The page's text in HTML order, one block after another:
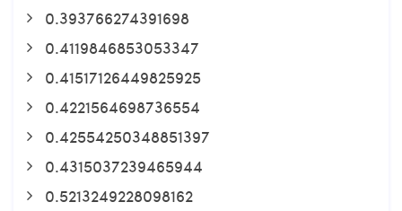
0.393766274391698
0.4119846853053347
0.41517126449825925
0.4221564698736554
0.42554250348851397
0.4315037239465944
0.5213249228098162